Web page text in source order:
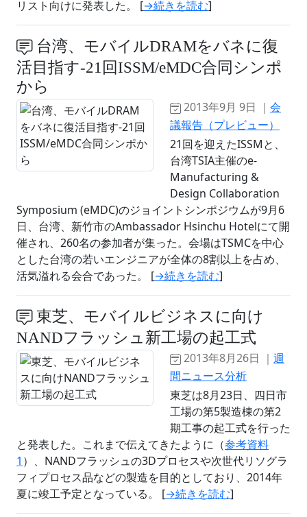
リスト向けに発表した。 [→続きを読む]
台湾、モバイルDRAMをバネに復
活目指す-21回ISSM/eMDC合同シンポ
から
2013年9月 9日 ｜ 会
議報告（プレビュー）
21回を迎えたISSMと、
台湾TSIA主催のe-
Manufacturing &
Design Collaboration
Symposium (eMDC)のジョイントシンポジウムが9月6
日、台湾、新竹市のAmbassador Hsinchu Hotelにて開
催され、260名の参加者が集った。会場はTSMCを中心
とした台湾の若いエンジニアが全体の8割以上を占め、
活気溢れる会合であった。 [→続きを読む]
東芝、モバイルビジネスに向け
NANDフラッシュ新工場の起工式
2013年8月26日 ｜ 週
間ニュース分析
東芝は8月23日、四日市
工場の第5製造棟の第2
期工事の起工式を行った
と発表した。これまで伝えてきたように（参考資料
1 ）、NANDフラッシュの3Dプロセスや次世代リソグラ
フィプロセス品などの製造を目的としており、2014年
夏に竣工予定となっている。 [→続きを読む]